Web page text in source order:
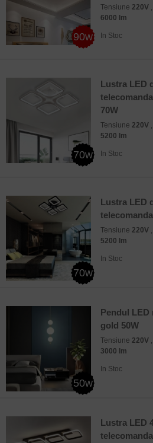
90w
Tensiune 220V
6000 lm
In Stoc
70w
Lustra LED
70W
Tensiune 220V
5200 lm
In Stoc
70w
Lustra LED
Tensiune 220V
5200 lm
In Stoc
50w
Pendul LED
gold 50W
Tensiune 220V
3000 lm
In Stoc
Lustra LED